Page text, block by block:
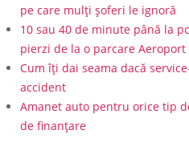
pe care mulți șoferi le ignoră
10 sau 40 de minute până la
pierzi de la o parcare Aeroport
Cum îți dai seama dacă
accident
Amanet auto pentru orice tip
de finanțare